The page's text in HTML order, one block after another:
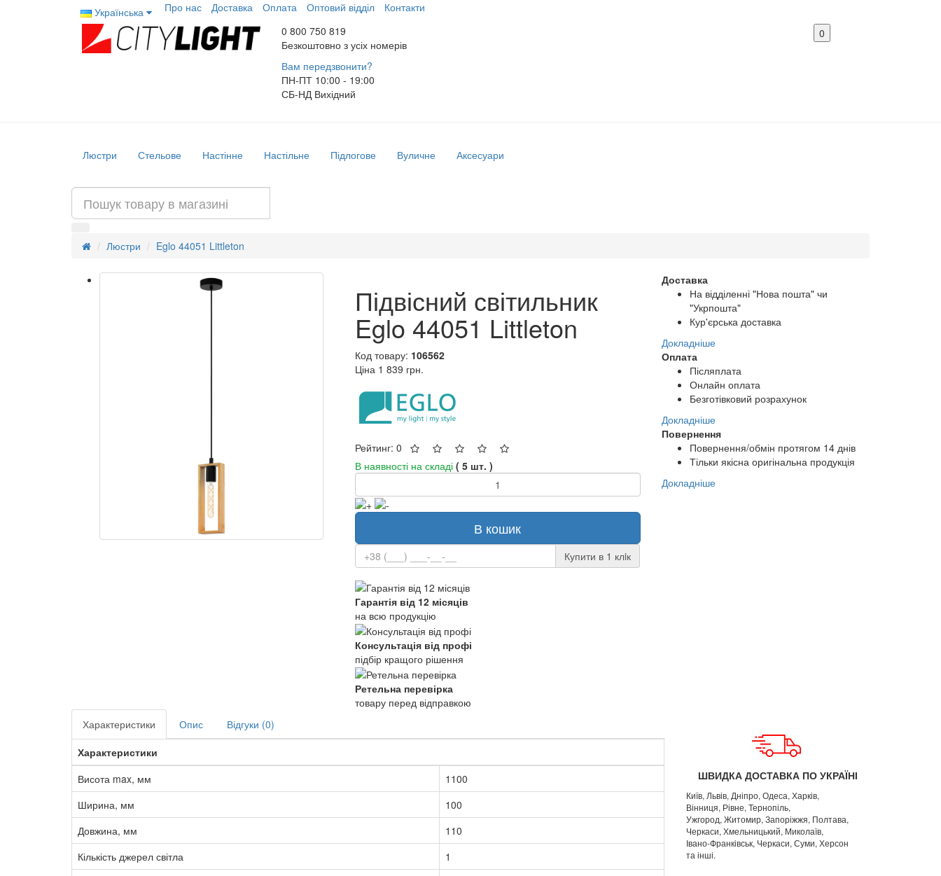
Українська Про нас Доставка Оплата Оптовий відділ
Контакти
0 800 750 819
Безкоштовно з усіх номерів
Вам передзвонити?
ПН-ПТ 10:00 - 19:00
СБ-НДВихідний
0
Люстри Стельове Настінне Настільне Підлогове Вуличне Аксесуари
Люстри Eglo 44051 Littleton
Підвісний світильник
Eglo 44051 Littleton
Код товару: 106562
Ціна 1 839 грн.
Рейтинг: 0
В наявності на складі ( 5 шт. )
В кошик
Купити в 1 клiк
Доставка
На відділенні "Нова пошта" чи
"Укрпошта"
Кур'єрська доставка
Докладніше
Оплата
Післяплата
Онлайн оплата
Безготівковий розрахунок
Докладніше
Повернення
Повернення/обмін протягом 14 днів
Тільки якісна оригінальна продукція
Докладніше
Гарантія від 12 місяців
на всю продукцію
Консультація від профі
підбір кращого рішення
Ретельна перевірка
товару перед відправкою
Характеристики
Опис
Відгуки (0)
Характеристики
Висота max, мм
1100
Ширина, мм
100
Довжина, мм
110
Кількість джерел світла
1
ШВИДКА ДОСТАВКА ПО УКРАЇНІ
Київ, Львів, Дніпро, Одеса, Харків,
Вінниця, Рівне, Тернопіль,
Ужгород, Житомир, Запоріжжя, Полтава,
Черкаси, Хмельницький, Миколаїв,
Івано-Франківськ, Черкаси, Суми, Херсон
та інші.